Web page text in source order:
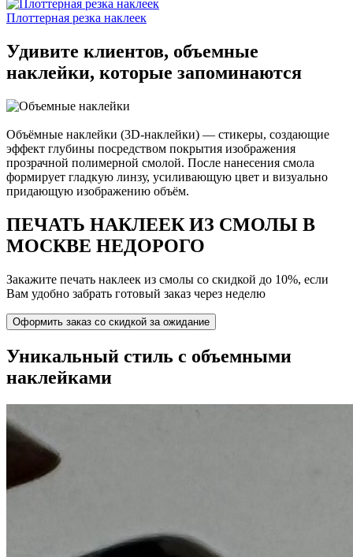
Плоттерная резка наклеек
Удивите клиентов, объемные
наклейки, которые запоминаются
Объёмные наклейки (3D-наклейки) — стикеры, создающие
эффект глубины посредством покрытия изображения
прозрачной полимерной смолой. После нанесения смола
формирует гладкую линзу, усиливающую цвет и визуально
придающую изображению объём.
ПЕЧАТЬ НАКЛЕЕК ИЗ СМОЛЫ В
МОСКВЕ НЕДОРОГО
Закажите печать наклеек из смолы со скидкой до 10%, если
Вам удобно забрать готовый заказ через неделю
Оформить заказ со скидкой за ожидание
Уникальный стиль с объемными
наклейками